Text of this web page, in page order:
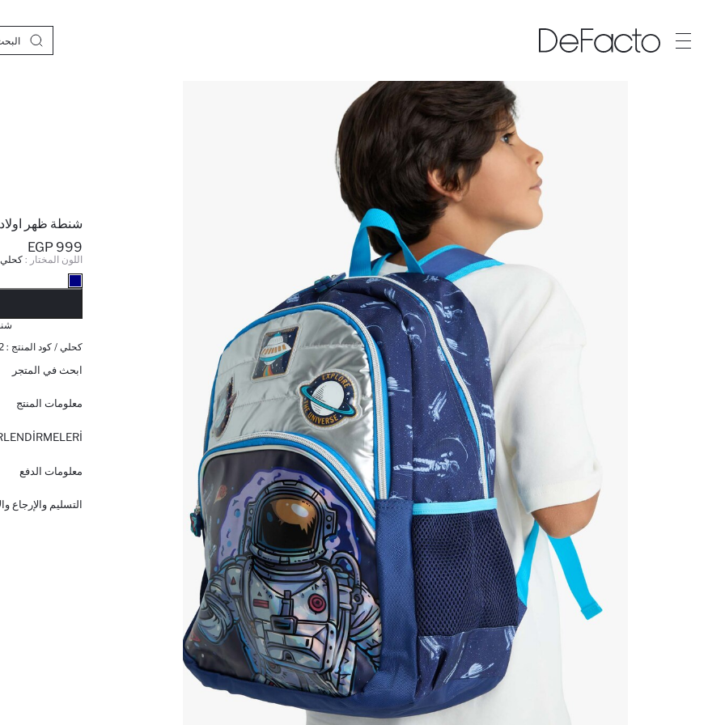
شنطة ظهر
999 EGP
اللون المختار : كحلي
كحلي / كود المنتج :
ابحث في المتجر
معلومات المنتج
معلومات الدفع
التسليم والإرجاع